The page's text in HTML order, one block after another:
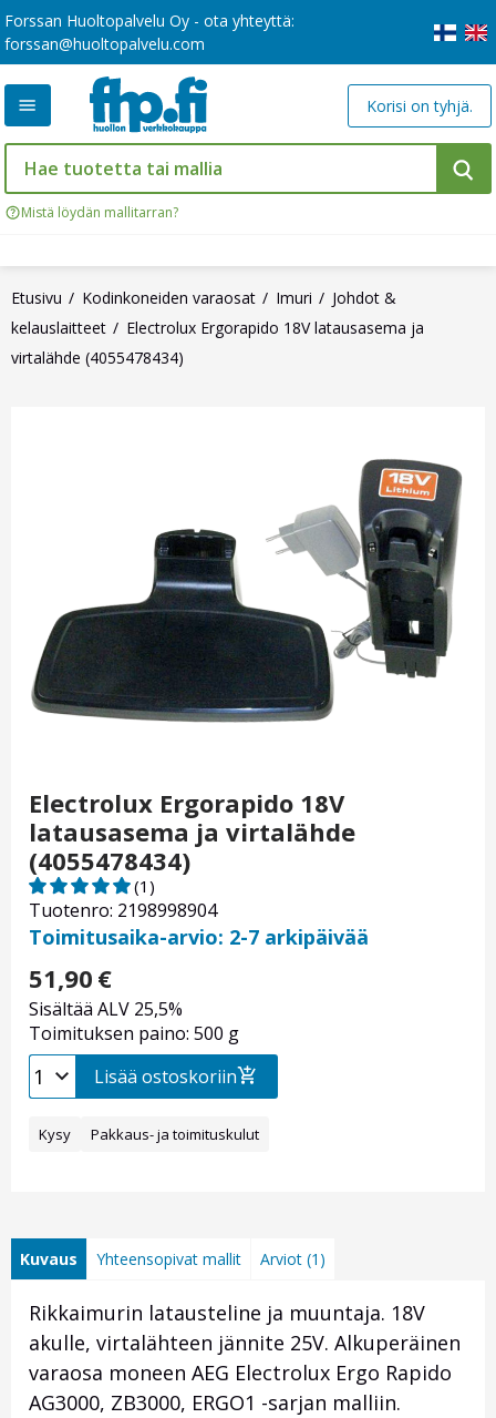
Forssan Huoltopalvelu Oy - ota yhteyttä:
forssan@huoltopalvelu.com
Mistä löydän mallitarran?
Korisi on tyhjä.
Etusivu Kodinkoneiden varaosat Imuri
Johdot &
kelauslaitteet
Electrolux Ergorapido 18V latausasema ja
virtalähde (4055478434)
Electrolux Ergorapido 18V
latausasema ja virtalähde
(4055478434)
Tuotenro: 2198998904
(1)
Toimitusaika-arvio: 2-7 arkipäivää
51,90 €
Sisältää ALV 25,5%
Toimituksen paino: 500 g
Lisää ostoskoriin
Kysy Pakkaus- ja toimituskulut
Kuvaus Yhteensopivat mallit Arviot (1)
Rikkaimurin latausteline ja muuntaja. 18V
akulle, virtalähteen jännite 25V. Alkuperäinen
varaosa moneen AEG Electrolux Ergo Rapido
AG3000, ZB3000, ERGO1 -sarjan malliin.